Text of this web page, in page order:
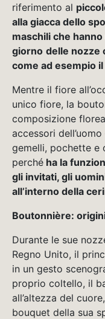
riferimento al
alla giacca dello
maschili che
giorno delle nozze
come ad esempio
Mentre il fiore
unico fiore, la
composizione
accessori
gemelli, pochette e
perché ha la
gli invitati, gli
all’interno della
Boutonnière:
Durante le sue
Regno Unito, il
in un gesto
proprio coltello, il
all’altezza del
bouquet della sua